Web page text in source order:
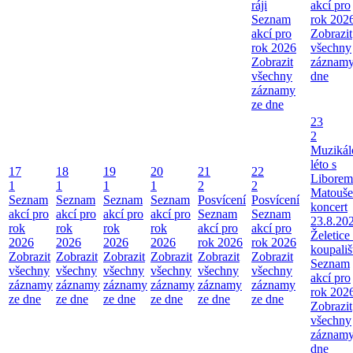
ráji
Seznam
akcí pro
rok 2026
Zobrazit
všechny
záznamy
ze dne
akcí pro
rok
Zobrazit
všechny
dne
17
1
Seznam
akcí pro
rok
2026
Zobrazit
všechny
záznamy
ze dne
18
1
Seznam
akcí pro
rok
2026
Zobrazit
všechny
záznamy
ze dne
19
1
Seznam
akcí pro
rok
2026
Zobrazit
všechny
záznamy
ze dne
20
1
Seznam
akcí pro
rok
2026
Zobrazit
všechny
záznamy
ze dne
21
2
Posvícení
Seznam
akcí pro
rok 2026
Zobrazit
všechny
záznamy
ze dne
22
2
Posvícení
Seznam
akcí pro
rok 2026
Zobrazit
všechny
záznamy
ze dne
23
2
léto s
Liborem
koncert
Želetice
Seznam
akcí pro
rok
Zobrazit
všechny
dne